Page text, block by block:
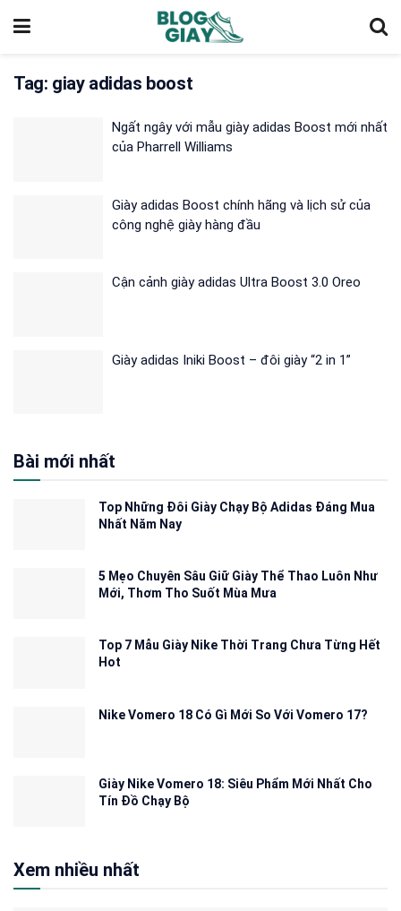
Tag: giay adidas boost
Ngất ngây với mẫu giày adidas Boost mới nhất
của Pharrell Williams
Giày adidas Boost chính hãng và lịch sử của
công nghệ giày hàng đầu
Cận cảnh giày adidas Ultra Boost 3.0 Oreo
Giày adidas Iniki Boost – đôi giày “2 in 1”
Bài mới nhất
Top Những Đôi Giày Chạy Bộ Adidas Đáng Mua
Nhất Năm Nay
5 Mẹo Chuyên Sâu Giữ Giày Thể Thao Luôn Như
Mới, Thơm Tho Suốt Mùa Mưa
Top 7 Mẫu Giày Nike Thời Trang Chưa Từng Hết
Hot
Nike Vomero 18 Có Gì Mới So Với Vomero 17?
Giày Nike Vomero 18: Siêu Phẩm Mới Nhất Cho
Tín Đồ Chạy Bộ
Xem nhiều nhất